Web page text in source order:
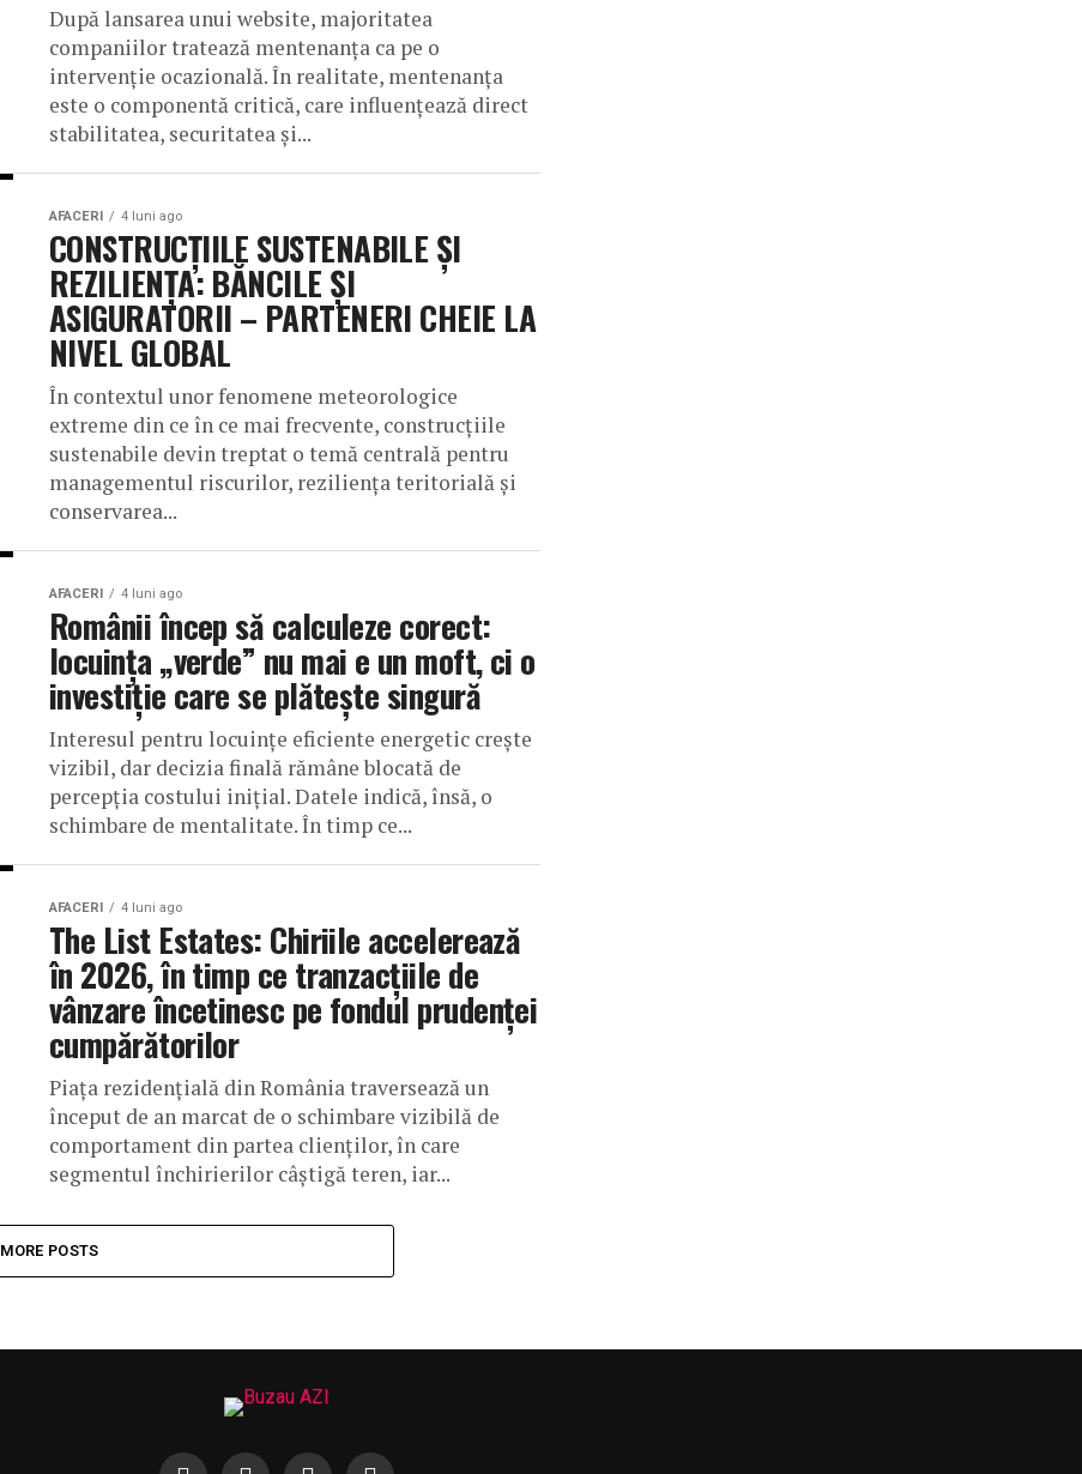
După lansarea unui website, majoritatea
companiilor tratează mentenanța ca pe o
intervenție ocazională. În realitate, mentenanța
este o componentă critică, care influențează direct
stabilitatea, securitatea și...
AFACERI 4 luni ago
CONSTRUCȚIILE SUSTENABILE ȘI
REZILIENȚA: BĂNCILE ȘI
ASIGURATORII – PARTENERI CHEIE LA
NIVEL GLOBAL
În contextul unor fenomene meteorologice
extreme din ce în ce mai frecvente, construcțiile
sustenabile devin treptat o temă centrală pentru
managementul riscurilor, reziliența teritorială și
conservarea...
AFACERI 4 luni ago
Românii încep să calculeze corect:
locuința „verde” nu mai e un moft, ci o
investiție care se plătește singură
Interesul pentru locuințe eficiente energetic crește
vizibil, dar decizia finală rămâne blocată de
percepția costului inițial. Datele indică, însă, o
schimbare de mentalitate. În timp ce...
AFACERI 4 luni ago
The List Estates: Chiriile accelerează
în 2026, în timp ce tranzacțiile de
vânzare încetinesc pe fondul prudenței
cumpărătorilor
Piața rezidențială din România traversează un
început de an marcat de o schimbare vizibilă de
comportament din partea clienților, în care
segmentul închirierilor câștigă teren, iar...
MORE POSTS